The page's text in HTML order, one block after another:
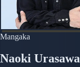
Mangaka
Naoki Urasawa